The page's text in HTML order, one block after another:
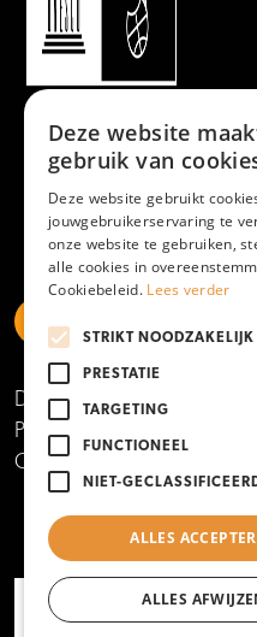
https://www.linkedin.com/
https://https://
Disclaimer
Privacy- en cookieverklaring
Copyright 2025
Deze website
gebruik van
Deze website gebruikt
jouwgebruikerservaring te
onze website te gebruiken,
alle cookies in
Cookiebeleid. Lees verder
STRIKT NOODZAKELIJK
PRESTATIE
TARGETING
FUNCTIONEEL
NIET-
ALLES
ALLES